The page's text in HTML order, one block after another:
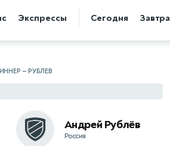
Экспрессы Сегодня Завтра
— РУБЛЕВ
Андрей Рублёв
Россия